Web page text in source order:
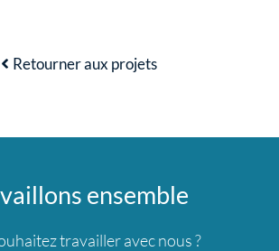
Retourner aux projets
ensemble
travailler avec nous ?